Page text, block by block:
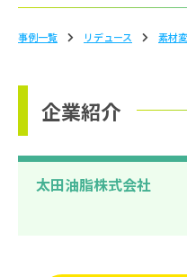
事例一覧 リデュース 素材
企業紹介
太田油脂株式会社